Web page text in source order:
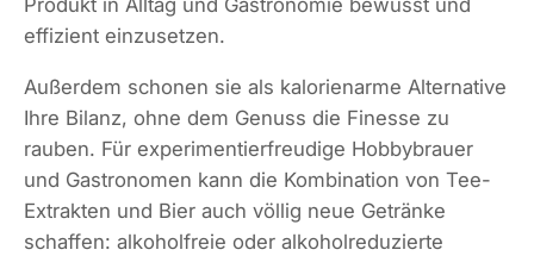
Produkt in Alltag und Gastronomie bewusst und
effizient einzusetzen.
Außerdem schonen sie als kalorienarme Alternative
Ihre Bilanz, ohne dem Genuss die Finesse zu
rauben. Für experimentierfreudige Hobbybrauer
und Gastronomen kann die Kombination von Tee-
Extrakten und Bier auch völlig neue Getränke
schaffen: alkoholfreie oder alkoholreduzierte